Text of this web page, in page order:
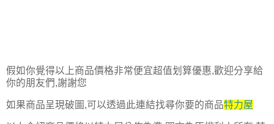
假如你覺得以上商品價格非常便宜超值划算優惠,歡迎分享給
你的朋友們,謝謝您
如果商品呈現破圖,可以透過此連結找尋你要的商品特力屋